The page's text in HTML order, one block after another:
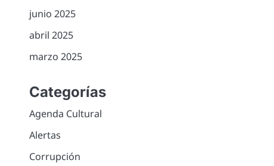
junio 2025
abril 2025
marzo 2025
Categorías
Agenda Cultural
Alertas
Corrupción